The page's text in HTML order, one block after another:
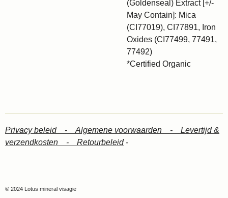
(Goldenseal) Extract [+/-
May Contain]: Mica
(CI77019), CI77891, Iron
Oxides (CI77499, 77491,
77492)
*Certified Organic
Privacy beleid - Algemene voorwaarden - Levertijd &
verzendkosten - Retourbeleid-
© 2024 Lotus mineral visagie